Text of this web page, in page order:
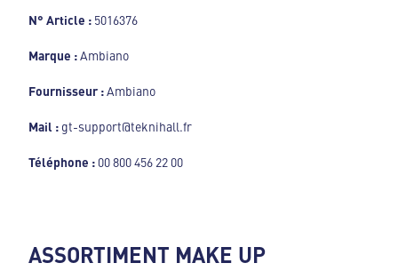
N° Article : 5016376
Marque :Ambiano
Fournisseur :Ambiano
Mail : gt-support@teknihall.fr
Téléphone : 00 800 456 22 00
ASSORTIMENT MAKE UP